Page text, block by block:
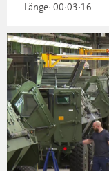
Länge: 00:03:16